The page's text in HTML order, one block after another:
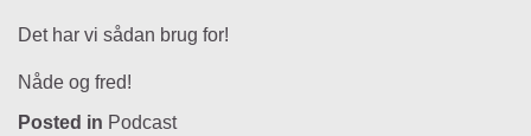
Det har vi sådan brug for!
Nåde og fred!
Posted in Podcast